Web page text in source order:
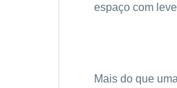
espaço com
Mais do que